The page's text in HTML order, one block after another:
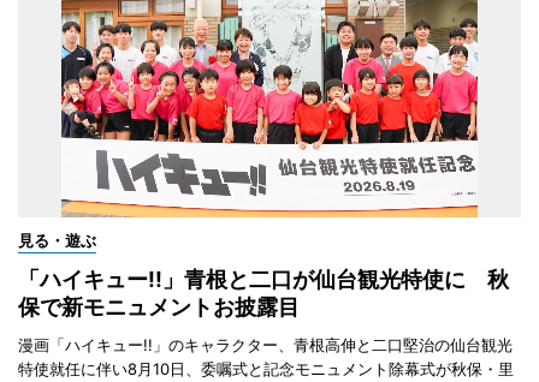
見る・遊ぶ
「ハイキュー!!」青根と二口が仙台観光特使に 秋
保で新モニュメントお披露目
漫画「ハイキュー!!」のキャラクター、青根高伸と二口堅治の仙台観光
特使就任に伴い8月10日、委嘱式と記念モニュメント除幕式が秋保・里